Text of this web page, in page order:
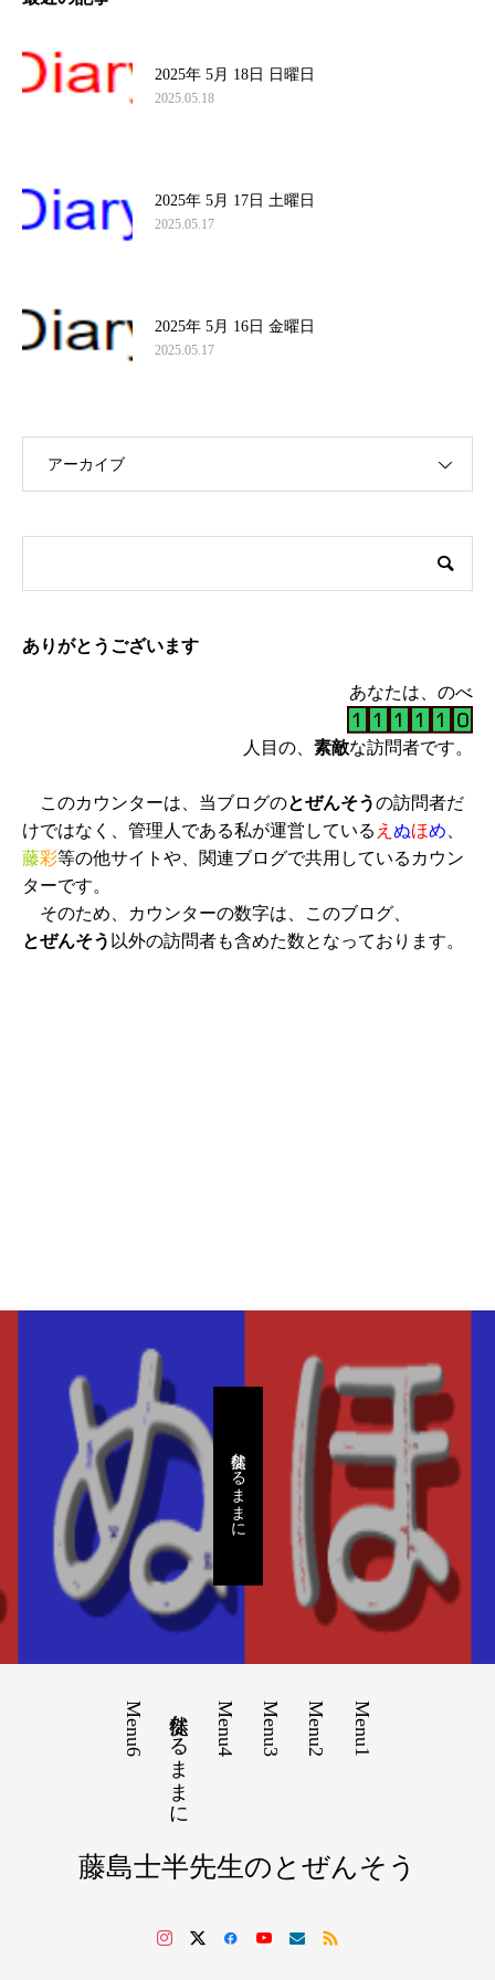
2025年 5月 18日 日曜日
2025.05.18
2025年 5月 17日 土曜日
2025.05.17
2025年 5月 16日 金曜日
2025.05.17
アーカイブ
ありがとうございます
あなたは、のべ
人目の、 素敵な訪問者です。
このカウンターは、当ブログのとぜんそうの訪問者だ
けではなく、管理人である私が運営している え ぬほめ
藤彩等の他サイトや、関連ブログで共用しているカウン
ターです。
そのため、カウンターの数字は、このブログ、
とぜんそう 以外の訪問者も含めた数となっております。
徒然なるままに
Menu1
Menu2
Menu3
Menu4
徒然なるままに
Menu6
藤島士半先生のとぜんそう